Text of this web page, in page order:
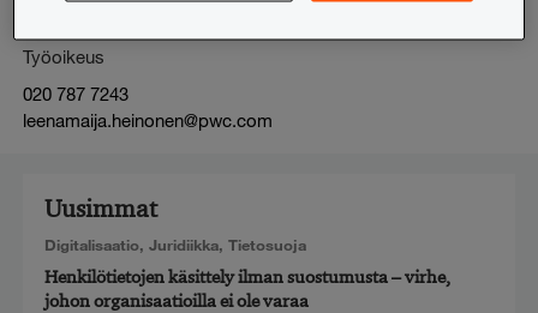
Työoikeus
020 787 7243
leenamaija.heinonen@pwc.com
Uusimmat
Digitalisaatio, Juridiikka, Tietosuoja
Henkilötietojen käsittely ilman suostumusta – virhe,
johon organisaatioilla ei ole varaa